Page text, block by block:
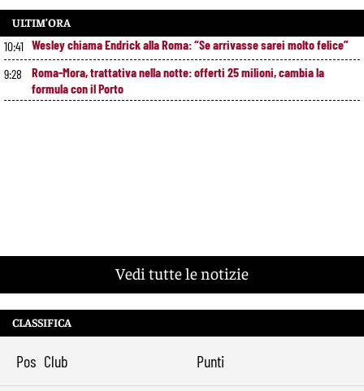
ULTIM’ORA
10:41 Wesley chiama Endrick alla Roma: “Se arrivasse sarei molto felice”
9:28
Roma-Mora, trattativa nella notte: offerti 25 milioni, cambia la
formula con il Porto
Vedi tutte le notizie
CLASSIFICA
Pos Club Punti